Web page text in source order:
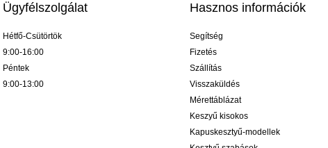
Ügyfélszolgálat
Hétfő-Csütörtök
9:00-16:00
Péntek
9:00-13:00
Hasznos információk
Segítség
Fizetés
Szállítás
Visszaküldés
Mérettáblázat
Keszyű kisokos
Kapuskesztyű-modellek